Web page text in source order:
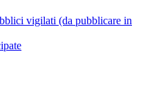
vigilati (da pubblicare in